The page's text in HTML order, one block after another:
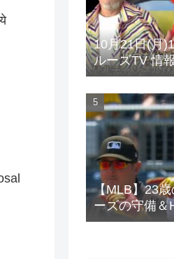
10月21日(月
ルーズTV 情
投資 株式市
通貨 ビット
ベトナムドン
【MLB】23
ーズの守備＆